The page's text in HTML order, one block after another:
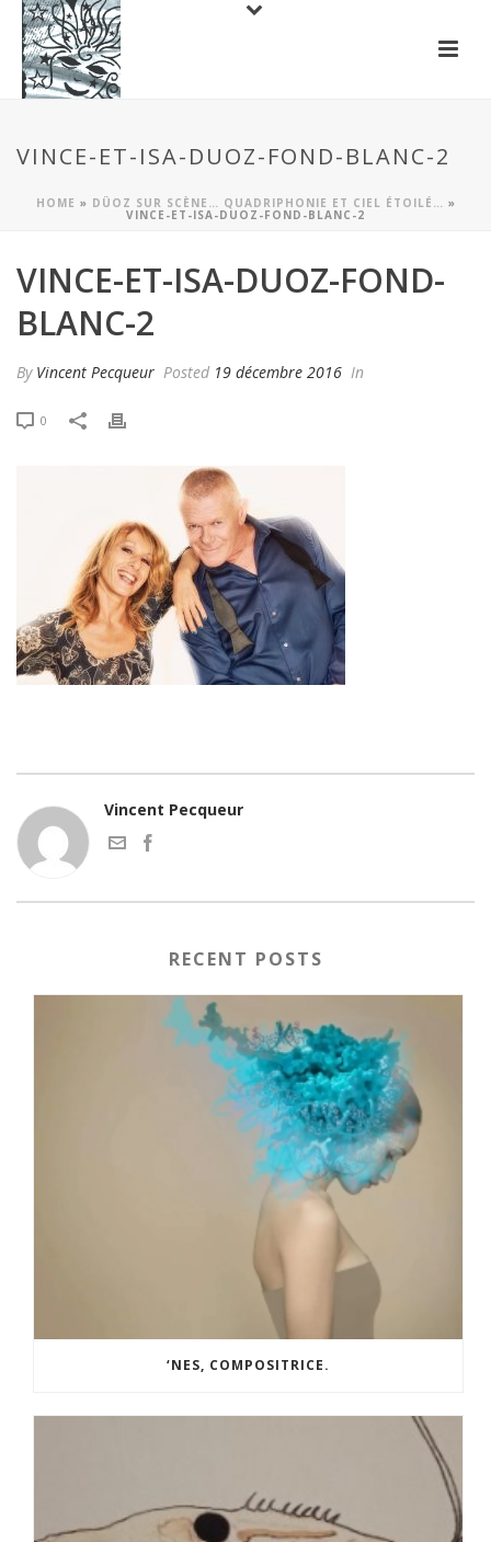
VINCE-ET-ISA-DUOZ-FOND-BLANC-2
HOME » DÜOZ SUR SCÈNE… QUADRIPHONIE ET CIEL ÉTOILÉ… »
VINCE-ET-ISA-DUOZ-FOND-BLANC-2
VINCE-ET-ISA-DUOZ-FOND-
BLANC-2
By Vincent Pecqueur Posted 19 décembre 2016 In
0
Vincent Pecqueur
RECENT POSTS
‘NES, COMPOSITRICE.